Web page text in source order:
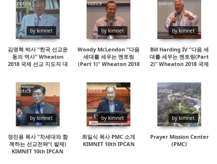
notice
by kimnet
15711
김명혁 박사 "한국 선교운
동의 역사" Wheaton
2018 국제 선교 지도자 대
notice
by kimnet
14550
Woody McLendon "다음
세대를 세우는 멘토링
(Part 1)" Wheaton 2018
notice
by kimnet
14960
Bill Harding IV "다음 세
대를 세우는 멘토링(Part
2)" Wheaton 2018 국제
notice
by kimnet
15631
정민용 목사 "차세대와 함
께하는 선교전략"( 발제)
KIMNET 10th IPCAN
notice
by kimnet
37198
최일식 목사 PMC 소개
KIMNET 10th IPCAN
notice
by kimnet
17627
Prayer Mission Center
(PMC)